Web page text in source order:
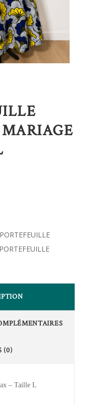
(0)
– Taille L